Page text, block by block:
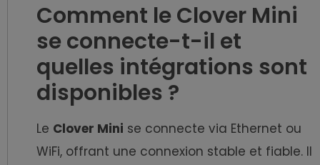
Comment le Clover Mini
se connecte-t-il et
quelles intégrations sont
disponibles ?
Le Clover Mini se connecte via Ethernet ou
WiFi, offrant une connexion stable et fiable. Il